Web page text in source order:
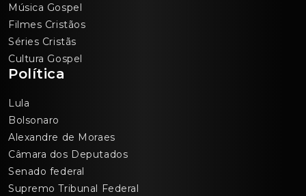
Música Gospel
Filmes Cristãos
Séries Cristãs
Cultura Gospel
Política
Lula
Bolsonaro
Alexandre de Moraes
Câmara dos Deputados
Senado federal
Supremo Tribunal Federal